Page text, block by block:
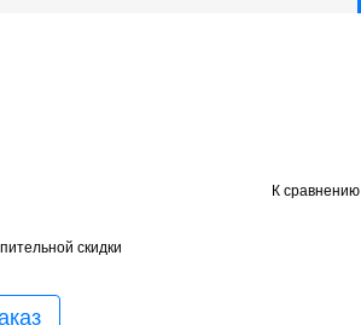
К сравнению
скидки